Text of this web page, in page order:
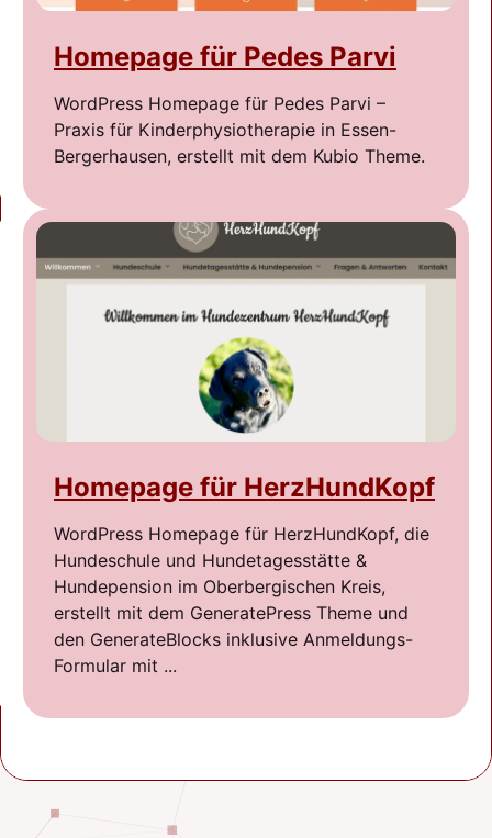
Homepage für Pedes Parvi
WordPress Homepage für Pedes Parvi –
Praxis für Kinderphysiotherapie in Essen-
Bergerhausen, erstellt mit dem Kubio Theme.
Homepage für HerzHundKopf
WordPress Homepage für HerzHundKopf, die
Hundeschule und Hundetagesstätte &
Hundepension im Oberbergischen Kreis,
erstellt mit dem GeneratePress Theme und
den GenerateBlocks inklusive Anmeldungs-
Formular mit ...